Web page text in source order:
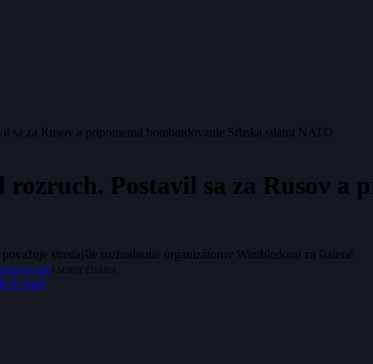
sa za Rusov a pripomenul bombardovanie Srbska silami NATO
Postavil sa za Rusov a
stredajšie rozhodnutie organizátorov Wimbledonu za šialené.
1 MINÚT ČÍTANIA
E-mail